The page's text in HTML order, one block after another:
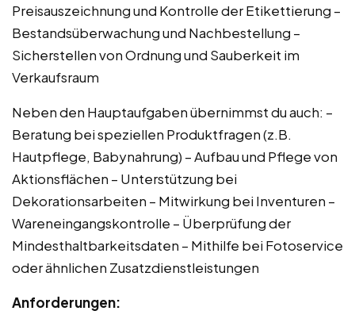
Preisauszeichnung und Kontrolle der Etikettierung –
Bestandsüberwachung und Nachbestellung –
Sicherstellen von Ordnung und Sauberkeit im
Verkaufsraum
Neben den Hauptaufgaben übernimmst du auch: –
Beratung bei speziellen Produktfragen (z.B.
Hautpflege, Babynahrung) – Aufbau und Pflege von
Aktionsflächen – Unterstützung bei
Dekorationsarbeiten – Mitwirkung bei Inventuren –
Wareneingangskontrolle – Überprüfung der
Mindesthaltbarkeitsdaten – Mithilfe bei Fotoservice
oder ähnlichen Zusatzdienstleistungen
Anforderungen: